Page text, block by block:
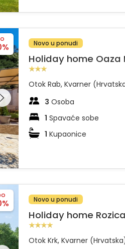
Novo u ponudi
Holiday home Oaza
Otok Rab, Kvarner
3 Osoba
1 Spavaće sobe
1 Kupaonice
Novo u ponudi
Holiday home Rozica
Otok Krk, Kvarner